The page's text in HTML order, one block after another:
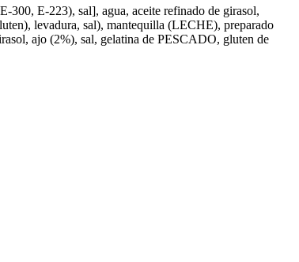
E-223), sal], agua, aceite refinado de girasol,
levadura, sal), mantequilla (LECHE), preparado
ajo (2%), sal, gelatina de PESCADO, gluten de